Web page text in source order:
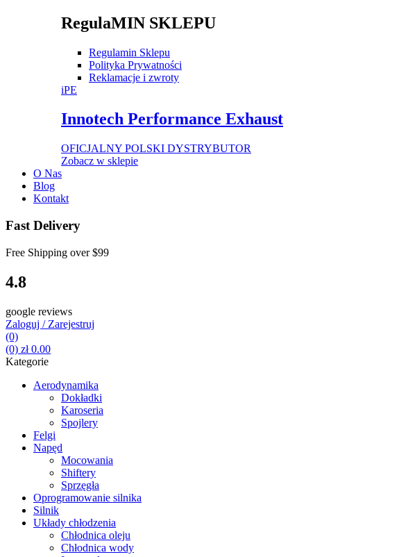
RegulaMIN SKLEPU
Regulamin Sklepu
Polityka Prywatności
Reklamacje i zwroty
iPE
Innotech Performance Exhaust
OFICJALNY POLSKI DYSTRYBUTOR
Zobacz w sklepie
O Nas
Blog
Kontakt
Fast Delivery
Free Shipping over$99
4.8
google reviews
Zaloguj / Zarejestruj
(0)
(0) zł0.00
Kategorie
Aerodynamika
Dokładki
Karoseria
Spojlery
Felgi
Napęd
Mocowania
Shiftery
Sprzęgła
Oprogramowanie silnika
Silnik
Układy chłodzenia
Chłodnica oleju
Chłodnica wody